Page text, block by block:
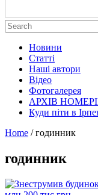
Новини
Статті
Наші автори
Відео
Фотогалерея
АРХІВ
Куди піти в
Home / годинник
годинник